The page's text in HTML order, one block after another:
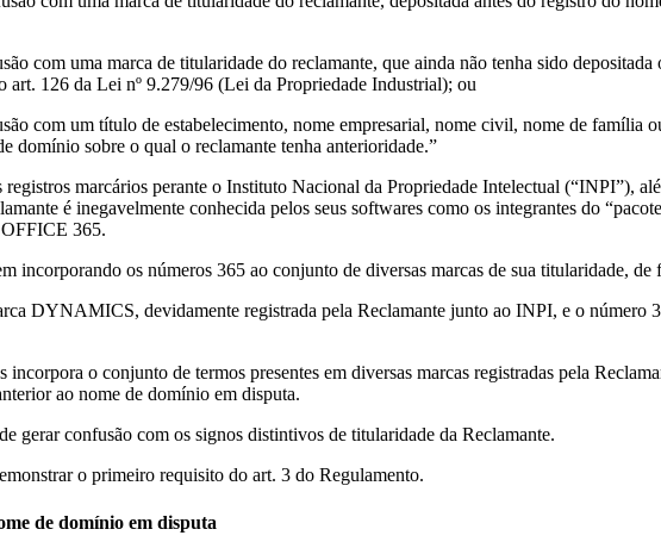
com uma marca de titularidade do reclamante, que ainda não tenha sido
art. 126 da Lei nº 9.279/96 (Lei da Propriedade Industrial); ou
com um título de estabelecimento, nome empresarial, nome civil, nome de família
domínio sobre o qual o reclamante tenha anterioridade.”
marcários perante o Instituto Nacional da Propriedade Intelectual (“INPI”),
é inegavelmente conhecida pelos seus softwares como os integrantes do
OFFICE 365.
incorporando os números 365 ao conjunto de diversas marcas de sua titularidade, de
DYNAMICS, devidamente registrada pela Reclamante junto ao INPI, e o número
o conjunto de termos presentes em diversas marcas registradas pela
ao nome de domínio em disputa.
gerar confusão com os signos distintivos de titularidade da Reclamante.
o primeiro requisito do art. 3 do Regulamento.
de domínio em disputa